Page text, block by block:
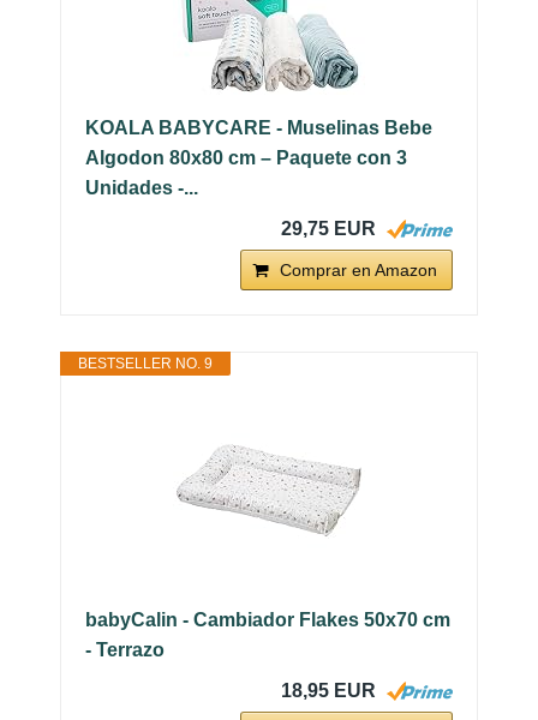
KOALA BABYCARE - Muselinas Bebe
Algodon 80x80 cm – Paquete con 3
Unidades -...
29,75 EUR
Comprar en Amazon
BESTSELLER NO. 9
babyCalin - Cambiador Flakes 50x70 cm
- Terrazo
18,95 EUR